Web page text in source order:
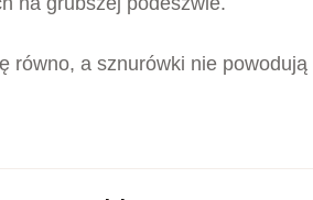
podeeszwie Lee Copper CF-1708
99,00zł